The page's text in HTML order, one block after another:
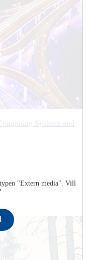
"Extern media". Vill
Systems and